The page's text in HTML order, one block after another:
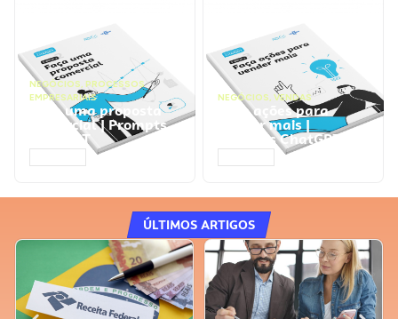
NEGÓCIOS, PROCESSOS
EMPRESARIAIS
Faça uma proposta
comercial | Prompts
ChatGPT
NEGÓCIOS, VENDAS
Faça ações para
vender mais |
Prompts ChatGPT
ÚLTIMOS ARTIGOS